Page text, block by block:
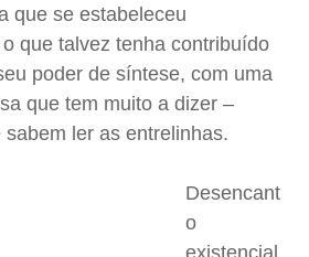
que se estabeleceu
que talvez tenha contribuído
poder de síntese, com uma
que tem muito a dizer –
ler as entrelinhas.
Desencant
o